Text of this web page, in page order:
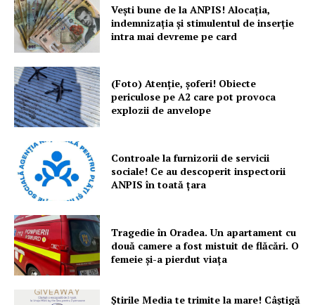
Vești bune de la ANPIS! Alocația,
indemnizația și stimulentul de inserție
intra mai devreme pe card
(Foto) Atenție, șoferi! Obiecte
periculose pe A2 care pot provoca
explozii de anvelope
Controale la furnizorii de servicii
sociale! Ce au descoperit inspectorii
ANPIS în toată țara
Tragedie în Oradea. Un apartament cu
două camere a fost mistuit de flăcări. O
femeie și-a pierdut viața
Știrile Media te trimite la mare! Câștigă